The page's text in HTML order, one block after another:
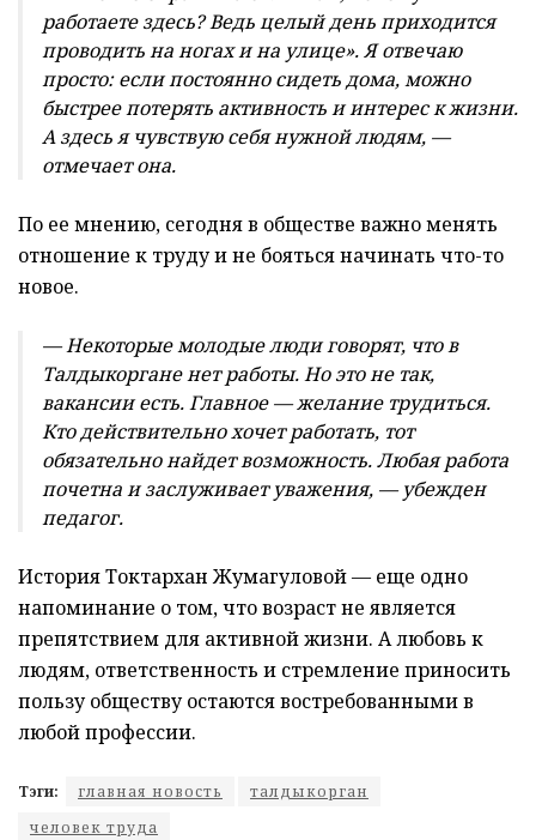
работаете здесь? Ведь целый день приходится
проводить на ногах и на улице». Я отвечаю
просто: если постоянно сидеть дома, можно
быстрее потерять активность и интерес к жизни.
А здесь я чувствую себя нужной людям, —
отмечает она.
По ее мнению, сегодня в обществе важно менять
отношение к труду и не бояться начинать что-то
новое.
— Некоторые молодые люди говорят, что в
Талдыкоргане нет работы. Но это не так,
вакансии есть. Главное — желание трудиться.
Кто действительно хочет работать, тот
обязательно найдет возможность. Любая работа
почетна и заслуживает уважения, — убежден
педагог.
История Токтархан Жумагуловой — еще одно
напоминание о том, что возраст не является
препятствием для активной жизни. А любовь к
людям, ответственность и стремление приносить
пользу обществу остаются востребованными в
любой профессии.
Тэги: главная новость
талдыкорган
человек труда